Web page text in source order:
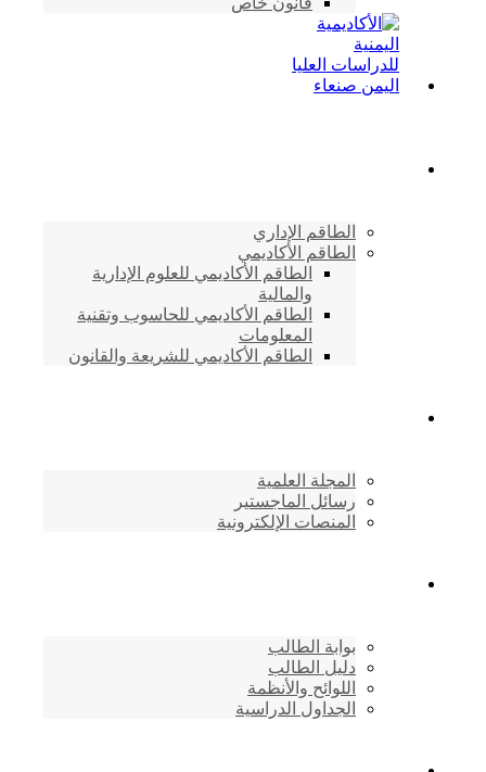
الطاقم الإداري
الطاقم الأكاديمي
الطاقم الأكاديمي للعلوم الإدارية
والمالية
الطاقم الأكاديمي للحاسوب وتقنية
المعلومات
الطاقم الأكاديمي للشريعة والقانون
المجلة العلمية
رسائل الماجستير
المنصات الإلكترونية
بوابة الطالب
دليل الطالب
اللوائح والأنظمة
الجداول الدراسية